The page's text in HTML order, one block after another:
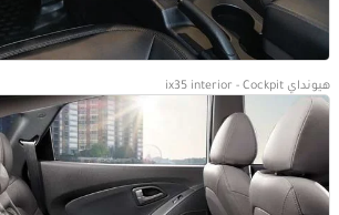
هيونداي ix35 interior - Cockpit